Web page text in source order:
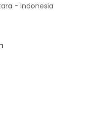
- Indonesia